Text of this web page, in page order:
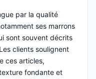
par la qualité
ses marrons
sont souvent décrits
clients soulignent
ces articles,
fondante et